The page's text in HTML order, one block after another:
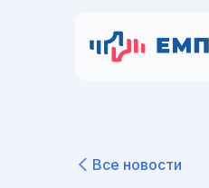
Все новости